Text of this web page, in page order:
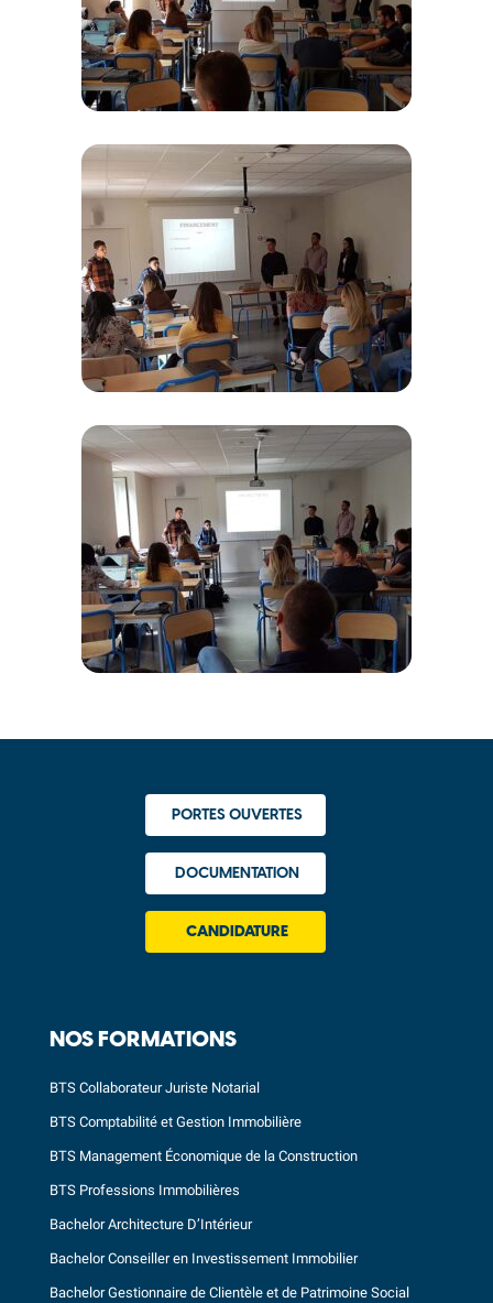
PORTES OUVERTES
DOCUMENTATION
CANDIDATURE
NOS FORMATIONS
BTS Collaborateur Juriste Notarial
BTS Comptabilité et Gestion Immobilière
BTS Management Économique de la Construction
BTS Professions Immobilières
Bachelor Architecture D’Intérieur
Bachelor Conseiller en Investissement Immobilier
Bachelor Gestionnaire de Clientèle et de Patrimoine Social